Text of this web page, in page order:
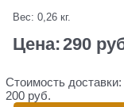
Вес: 0,26 кг.
Цена:290
Стоимость доставки:
200 руб.